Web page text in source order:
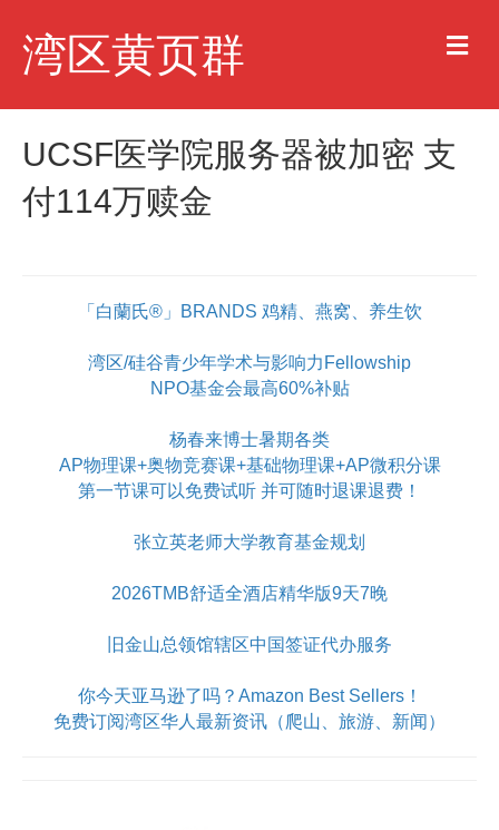
湾区黄页群 M
e
u
UCSF医学院服务器被加密 支
付114万赎金
「白蘭氏®」BRANDS 鸡精、燕窝、养生饮
湾区/硅谷青少年学术与影响力Fellowship
NPO基金会最高60%补贴
杨春来博士暑期各类
AP物理课+奥物竞赛课+基础物理课+AP微积分课
第一节课可以免费试听 并可随时退课退费！
张立英老师大学教育基金规划
2026TMB舒适全酒店精华版9天7晚
旧金山总领馆辖区中国签证代办服务
你今天亚马逊了吗？Amazon Best Sellers！
免费订阅湾区华人最新资讯（爬山、旅游、新闻）